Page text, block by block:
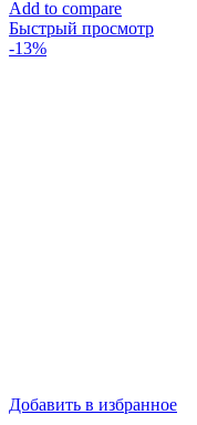
составляла
69115
Add to compare
Быстрый просмотр
-13%
Добавить в избранное